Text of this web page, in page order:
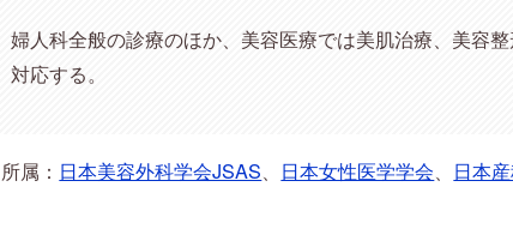
婦人科全般の診療のほか、美容医療では美肌治療、美容
対応する。
所属： 日本美容外科学会JSAS 日本女性医学学会 日本